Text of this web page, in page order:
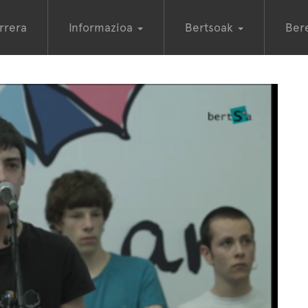
Informazioa Bertsoak